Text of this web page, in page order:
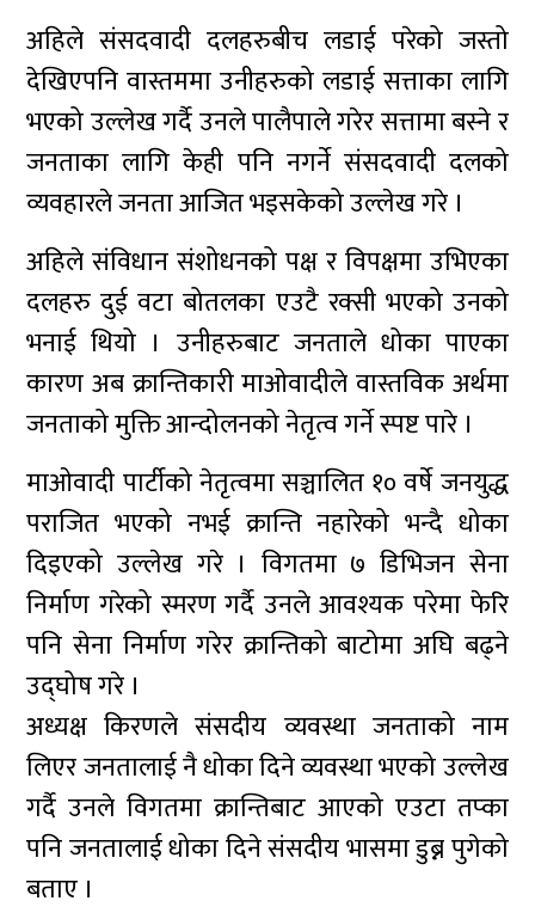
अहिले संसदवादी दलहरुबीच लडाई परेको जस्तो
देखिएपनि वास्तममा उनीहरुको लडाई सत्ताका लागि
भएको उल्लेख गर्दै उनले पालैपाले गरेर सत्तामा बस्ने र
जनताका लागि केही पनि नगर्ने संसदवादी दलको
व्यवहारले जनता आजित भइसकेको उल्लेख गरे ।
अहिले संविधान संशोधनको पक्ष र विपक्षमा उभिएका
दलहरु दुई वटा बोतलका एउटै रक्सी भएको उनको
भनाई थियो । उनीहरुबाट जनताले धोका पाएका
कारण अब क्रान्तिकारी माओवादीले वास्तविक अर्थमा
जनताको मुक्ति आन्दोलनको नेतृत्व गर्ने स्पष्ट पारे ।
माओवादी पार्टीको नेतृत्वमा सञ्चालित १० वर्षे जनयुद्ध
पराजित भएको नभई क्रान्ति नहारेको भन्दै धोका
दिइएको उल्लेख गरे । विगतमा ७ डिभिजन सेना
निर्माण गरेको स्मरण गर्दै उनले आवश्यक परेमा फेरि
पनि सेना निर्माण गरेर क्रान्तिको बाटोमा अघि बढ्ने
उद्घोष गरे ।
अध्यक्ष किरणले संसदीय व्यवस्था जनताको नाम
लिएर जनतालाई नै धोका दिने व्यवस्था भएको उल्लेख
गर्दै उनले विगतमा क्रान्तिबाट आएको एउटा तप्का
पनि जनतालाई धोका दिने संसदीय भासमा डुब्न पुगेको
बताए ।